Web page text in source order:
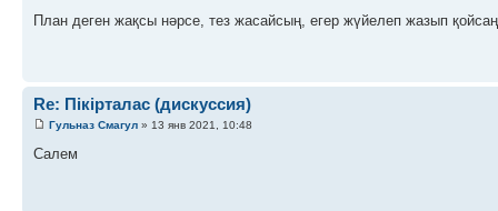
План деген жақсы нәрсе, тез жасайсың, егер жүйелеп жазып қойсаң
Re: Пікірталас (дискуссия)
Гульназ Смагул » 13 янв 2021, 10:48
Салем